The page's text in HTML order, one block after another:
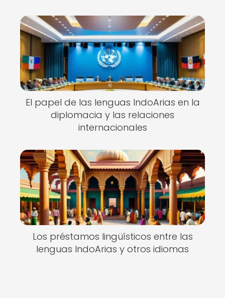
El papel de las lenguas IndoArias en la
diplomacia y las relaciones
internacionales
Los préstamos lingüísticos entre las
lenguas IndoArias y otros idiomas